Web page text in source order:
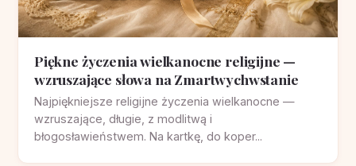
Piękne życzenia wielkanocne religijne —
wzruszające słowa na Zmartwychwstanie
Najpiękniejsze religijne życzenia wielkanocne —
wzruszające, długie, z modlitwą i
błogosławieństwem. Na kartkę, do koper...